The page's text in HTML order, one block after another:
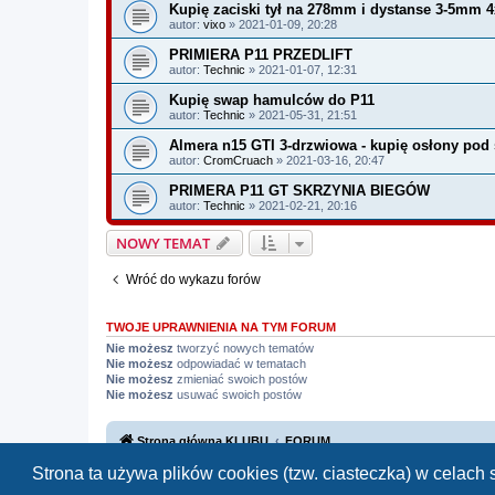
Strona ta używa plików cookies (tzw. ciasteczka) w
Kupię zaciski tył na 278mm i dystanse 3-5mm
autor: vixo » 2021-01-09, 20:28
PRIMIERA P11 PRZEDLIFT
autor: Technic » 2021-01-07, 12:31
Kupię swap hamulców do P11
autor: Technic » 2021-05-31, 21:51
Almera n15 GTI 3-drzwiowa - kupię osłony
autor: CromCruach » 2021-03-16, 20:47
PRIMERA P11 GT SKRZYNIA BIEGÓW
autor: Technic » 2021-02-21, 20:16
NOWY TEMAT
Wróć do wykazu forów
TWOJE UPRAWNIENIA NA TYM FORUM
Nie możesz tworzyć nowych tematów
Nie możesz odpowiadać w tematach
Nie możesz zmieniać swoich postów
Nie możesz usuwać swoich postów
Strona główna KLUBU FORUM